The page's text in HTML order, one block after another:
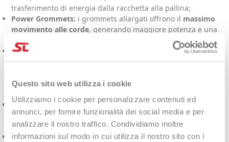
Questo sito web utilizza i cookie
Utilizziamo i cookie per personalizzare contenuti ed
annunci, per fornire funzionalità dei social media e per
analizzare il nostro traffico. Condividiamo inoltre
informazioni sul modo in cui utilizza il nostro sito con i
trasferimento di energia dalla racchetta alla pallina;
Power Grommets: i grommets allargati offrono il massimo
movimento alle corde, generando maggiore potenza e una
risposta più vivace all’impatto;
Auxetic 2.0:
la struttura in carbonio nel fondo del manico
interna e offrendo un feeling eccezionale e una grande
Directional Drilling:la foratura direzionale combina
maggiore potenza e sweet spot ampliato, offrendo un
impatto più morbido e tollerante anche nei colpi decentrati;
Hy-Bor:mix di materiali all’avanguardia, utilizzati